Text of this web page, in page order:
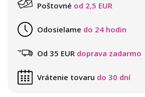
Poštovné od 2,5 EUR
Odosielame do 24 hodin
Od 35 EUR doprava zadarmo
Vrátenie tovaru do 30 dní